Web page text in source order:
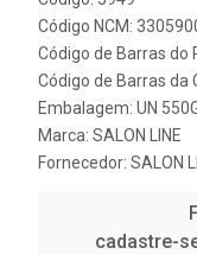
Código NCM:
Código de Barras do
Código de Barras da
Embalagem: UN
Marca: SALON LINE
Fornecedor: SALON
cadastre-